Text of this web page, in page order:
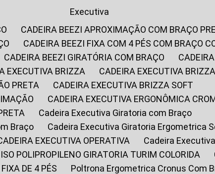
Executiva
CADEIRA BEEZI APROXIMAÇÃO COM BRAÇO
CADEIRA BEEZI FIXA COM 4 PÉS COM BRAÇO
CADEIRA BEEZI GIRATÓRIA COM BRAÇO
EXECUTIVA BRIZZA
CADEIRA EXECUTIVA
PRETA
CADEIRA EXECUTIVA BRIZZA SOFT
CADEIRA EXECUTIVA ERGONÔMICA
Cadeira Executiva Giratoria com Braço
Braço
Cadeira Executiva Giratoria Ergometrica
CADEIRA EXECUTIVA OPERATIVA
Cadeira
ISO POLIPROPILENO GIRATORIA TURIM COLORIDA
FIXA DE 4 PÉS
Poltrona Ergometrica Cronus Com